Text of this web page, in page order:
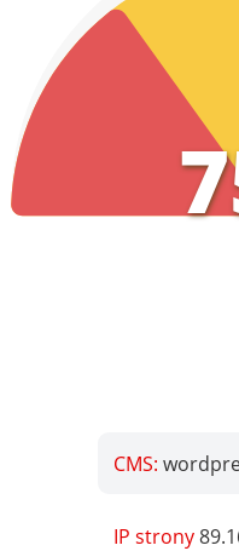
CMS:
IP strony